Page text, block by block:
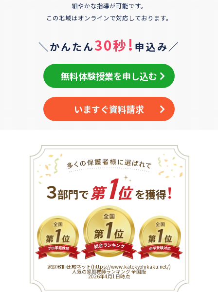
細やかな指導が可能です。
この地域はオンラインで対応しております。
＼かんたん30秒! 申込み／
無料体験授業を申し込む
いますぐ資料請求
３部門で 第1位を獲得！
家庭教師比較ネット(https://www.katekyohikaku.net/)
人気の家庭教師ランキング 全国版
2026年4月1日時点